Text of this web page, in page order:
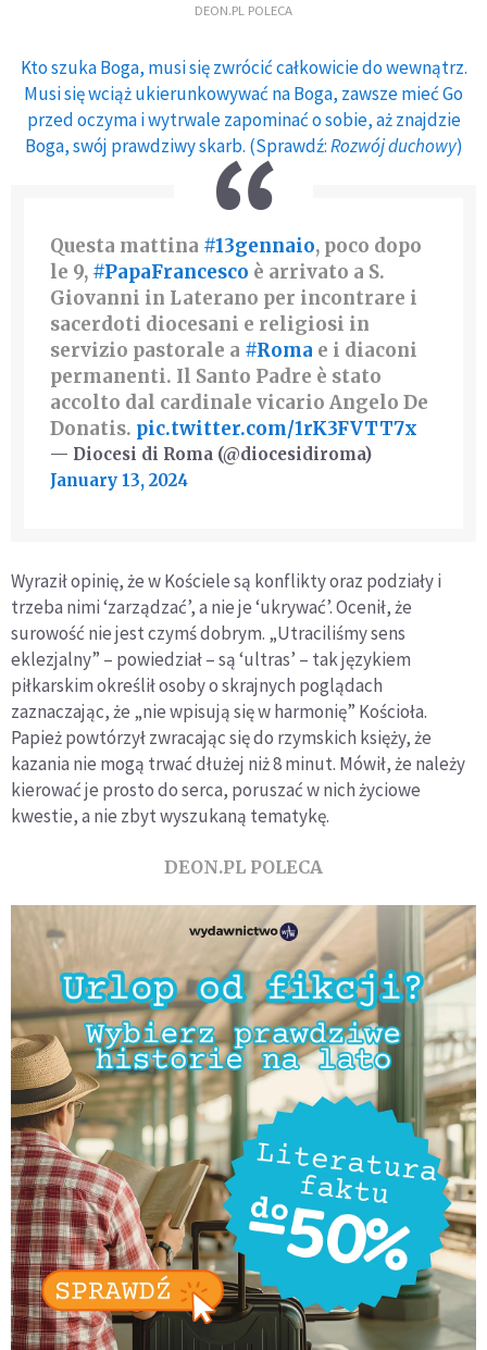
DEON.PL POLECA
Kto szuka Boga, musi się zwrócić całkowicie do wewnątrz.
Musi się wciąż ukierunkowywać na Boga, zawsze mieć Go
przed oczyma i wytrwale zapominać o sobie, aż znajdzie
Boga, swój prawdziwy skarb. (Sprawdź:Rozwój duchowy)
Questa mattina #13gennaio, poco dopo
le 9, #PapaFrancesco è arrivato a S.
Giovanni in Laterano per incontrare i
sacerdoti diocesani e religiosi in
servizio pastorale a #Roma e i diaconi
permanenti. Il Santo Padre è stato
accolto dal cardinale vicario Angelo De
Donatis. pic.twitter.com/1rK3FVTT7x
— Diocesi di Roma (@diocesidiroma)
January 13, 2024
Wyraził opinię, że w Kościele są konflikty oraz podziały i
trzeba nimi ‘zarządzać’, a nie je ‘ukrywać’. Ocenił, że
surowość nie jest czymś dobrym. „Utraciliśmy sens
eklezjalny” – powiedział – są ‘ultras’ – tak językiem
piłkarskim określił osoby o skrajnych poglądach
zaznaczając, że „nie wpisują się w harmonię” Kościoła.
Papież powtórzył zwracając się do rzymskich księży, że
kazania nie mogą trwać dłużej niż 8 minut. Mówił, że należy
kierować je prosto do serca, poruszać w nich życiowe
kwestie, a nie zbyt wyszukaną tematykę.
DEON.PL POLECA